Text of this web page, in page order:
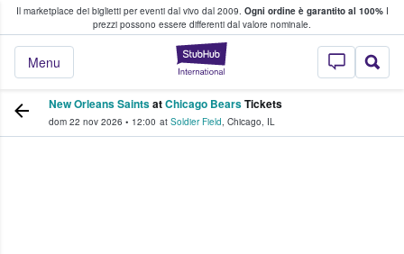
Il marketplace dei biglietti per eventi dal vivo dal 2009. Ogni ordine è garantito al 100%I
prezzi possono essere differenti dal valore nominale.
StubHub - Dove
Menu
fan comprano e vendono biglietti
New Orleans SaintsatChicago BearsTickets
dom 22 nov 2026 • 12:00 at Soldier Field, Chicago, IL